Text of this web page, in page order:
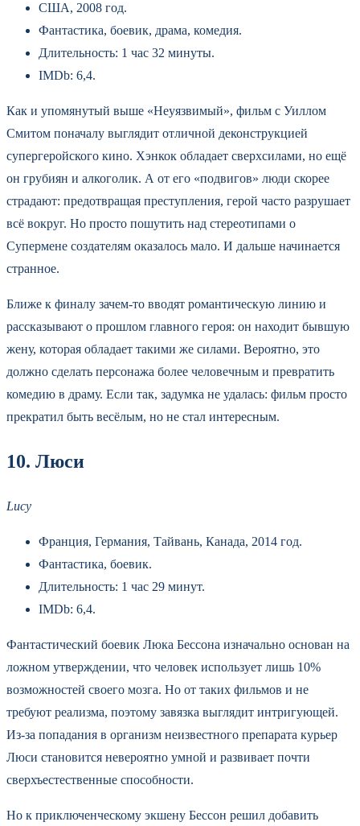
США, 2008 год.
Фантастика, боевик, драма, комедия.
Длительность: 1 час 32 минуты.
IMDb: 6,4.
Как и упомянутый выше «Неуязвимый», фильм с Уиллом
Смитом поначалу выглядит отличной деконструкцией
супергеройского кино. Хэнкок обладает сверхсилами, но ещё
он грубиян и алкоголик. А от его «подвигов» люди скорее
страдают: предотвращая преступления, герой часто разрушает
всё вокруг. Но просто пошутить над стереотипами о
Супермене создателям оказалось мало. И дальше начинается
странное.
Ближе к финалу зачем-то вводят романтическую линию и
рассказывают о прошлом главного героя: он находит бывшую
жену, которая обладает такими же силами. Вероятно, это
должно сделать персонажа более человечным и превратить
комедию в драму. Если так, задумка не удалась: фильм просто
прекратил быть весёлым, но не стал интересным.
10. Люси
Lucy
Франция, Германия, Тайвань, Канада, 2014 год.
Фантастика, боевик.
Длительность: 1 час 29 минут.
IMDb: 6,4.
Фантастический боевик Люка Бессона изначально основан на
ложном утверждении, что человек использует лишь 10%
возможностей своего мозга. Но от таких фильмов и не
требуют реализма, поэтому завязка выглядит интригующей.
Из-за попадания в организм неизвестного препарата курьер
Люси становится невероятно умной и развивает почти
сверхъестественные способности.
Но к приключенческому экшену Бессон решил добавить